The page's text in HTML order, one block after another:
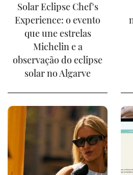
Solar Eclipse Chef's
Experience: o evento
que une estrelas
Michelin e a
observação do eclipse
solar no Algarve